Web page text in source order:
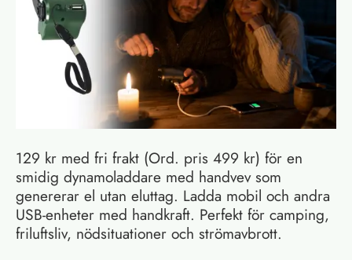
129 kr med fri frakt (Ord. pris 499 kr) för en
smidig dynamoladdare med handvev som
genererar el utan eluttag. Ladda mobil och andra
USB-enheter med handkraft. Perfekt för camping,
friluftsliv, nödsituationer och strömavbrott.